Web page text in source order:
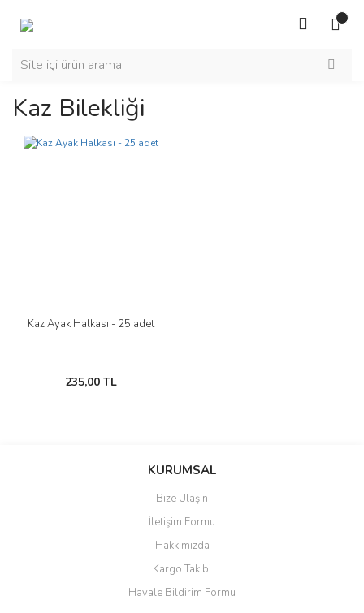
Kaz Bilekliği
Kaz Ayak Halkası - 25 adet
235,00 TL
KURUMSAL
Bize Ulaşın
İletişim Formu
Hakkımızda
Kargo Takibi
Havale Bildirim Formu